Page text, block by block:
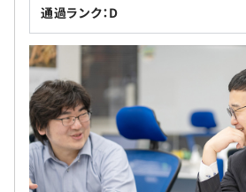
通過ランク：D